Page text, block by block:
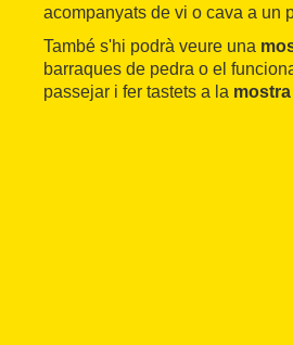
acompanyats de vi o cava a un
També s'hi podrà veure una
barraques de pedra o el
passejar i fer tastets a la